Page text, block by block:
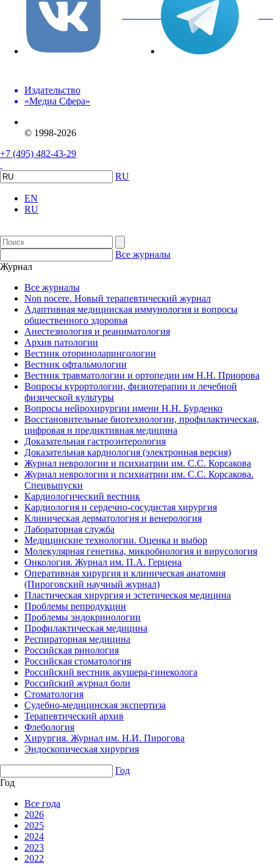
вКонтакте
Издательство
«Медиа Сфера»
© 1998-2026
+7 (495) 482-43-29
RU
EN
RU
Все журналы
Журнал
Все журналы
Non nocere. Новый терапевтический журнал
Адаптивная медицинская иммунология и вопросы
общественного здоровья
Анестезиология и реаниматология
Архив патологии
Вестник оториноларингологии
Вестник офтальмологии
Вестник травматологии и ортопедии им Н.Н. Приорова
Вопросы курортологии, физиотерапии и лечебной
физической культуры
Вопросы нейрохирургии имени Н.Н. Бурденко
Восстановительные биотехнологии, профилактическая,
цифровая и предиктивная медицина
Доказательная гастроэнтерология
Доказательная кардиология (электронная версия)
Журнал неврологии и психиатрии им. С.С. Корсакова
Журнал неврологии и психиатрии им. С.С. Корсакова.
Спецвыпуски
Кардиологический вестник
Кардиология и сердечно-сосудистая хирургия
Клиническая дерматология и венерология
Лабораторная служба
Медицинские технологии. Оценка и выбор
Молекулярная генетика, микробиология и вирусология
Онкология. Журнал им. П.А. Герцена
Оперативная хирургия и клиническая анатомия
(Пироговский научный журнал)
Пластическая хирургия и эстетическая медицина
Проблемы репродукции
Проблемы эндокринологии
Профилактическая медицина
Респираторная медицина
Российская ринология
Российская стоматология
Российский вестник акушера-гинеколога
Российский журнал боли
Стоматология
Судебно-медицинская экспертиза
Терапевтический архив
Флебология
Хирургия. Журнал им. Н.И. Пирогова
Эндоскопическая хирургия
Год
Год
Все года
2026
2025
2024
2023
2022